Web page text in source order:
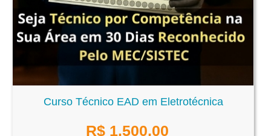
Curso Técnico EAD em Eletrotécnica
R$ 1.500,00